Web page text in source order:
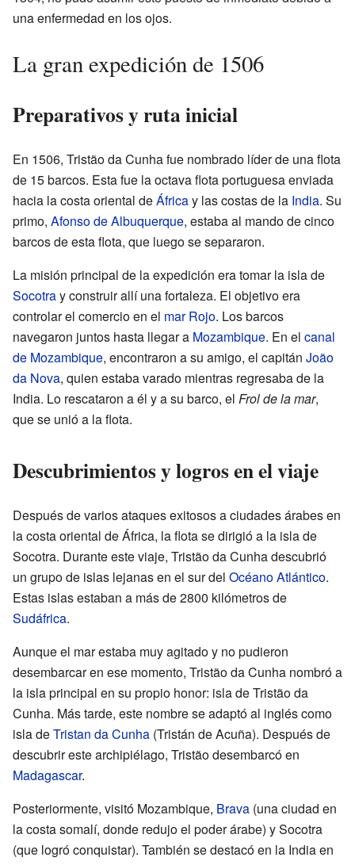
una enfermedad en los ojos.
La gran expedición de 1506
Preparativos y ruta inicial
En 1506, Tristão da Cunha fue nombrado líder de una flota
de 15 barcos. Esta fue la octava flota portuguesa enviada
hacia la costa oriental deÁfricay las costas de la India. Su
primo, Afonso de Albuquerque, estaba al mando de cinco
barcos de esta flota, que luego se separaron.
La misión principal de la expedición era tomar la isla de
Socotray construir allí una fortaleza. El objetivo era
controlar el comercio en el mar Rojo. Los barcos
navegaron juntos hasta llegar a Mozambique. En el canal
de Mozambique, encontraron a su amigo, el capitán João
da Nova, quien estaba varado mientras regresaba de la
India. Lo rescataron a él y a su barco, el Frol de la mar,
que se unió a la flota.
Descubrimientos y logros en el viaje
Después de varios ataques exitosos a ciudades árabes en
la costa oriental de África, la flota se dirigió a la isla de
Socotra. Durante este viaje, Tristão da Cunha descubrió
un grupo de islas lejanas en el sur del Océano Atlántico.
Estas islas estaban a más de 2800 kilómetros de
Sudáfrica.
Aunque el mar estaba muy agitado y no pudieron
desembarcar en ese momento, Tristão da Cunha nombró a
la isla principal en su propio honor: isla de Tristão da
Cunha. Más tarde, este nombre se adaptó al inglés como
isla deTristan da Cunha (Tristán de Acuña). Después de
descubrir este archipiélago, Tristão desembarcó en
Madagascar.
Posteriormente, visitó Mozambique, Brava (una ciudad en
la costa somalí, donde redujo el poder árabe) y Socotra
(que logró conquistar). También se destacó en la India en